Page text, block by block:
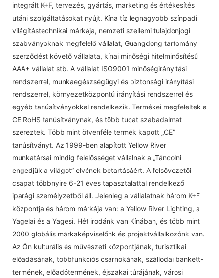
integrált K+F, tervezés, gyártás, marketing és értékesítés
utáni szolgáltatásokat nyújt. Kína tíz legnagyobb színpadi
világítástechnikai márkája, nemzeti szellemi tulajdonjogi
szabványoknak megfelelő vállalat, Guangdong tartomány
szerződést követő vállalata, kínai minőségi hitelminősítésű
AAA+ vállalat stb. A vállalat ISO9001 minőségirányítási
rendszerrel, munkaegészségügyi és biztonsági irányítási
rendszerrel, környezetközpontú irányítási rendszerrel és
egyéb tanúsítványokkal rendelkezik. Termékei megfeleltek a
CE RoHS tanúsítványnak, és több tucat szabadalmat
szereztek. Több mint ötvenféle termék kapott „CE”
tanúsítványt. Az 1999-ben alapított Yellow River
munkatársai mindig felelősséget vállalnak a „Táncolni
engedjük a világot” elvének betartásáért. A felsővezetői
csapat többnyire 6-21 éves tapasztalattal rendelkező
iparági személyzetből áll. Jelenleg a vállalatnak három K+F
központja és három márkája van: a Yellow River Lighting, a
Yagelai és a Yagesi. Hét irodánk van Kínában, és több mint
2000 globális márkaképviselőnk és projektvállalkozónk van.
Az Ön kulturális és művészeti központjának, turisztikai
előadásának, többfunkciós csarnokának, szállodai bankett-
termének, előadótermének, éjszakai túrájának, városi